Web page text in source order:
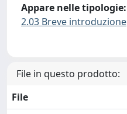
Appare nelle tipologie:
2.03 Breve introduzione
File in questo prodotto:
File